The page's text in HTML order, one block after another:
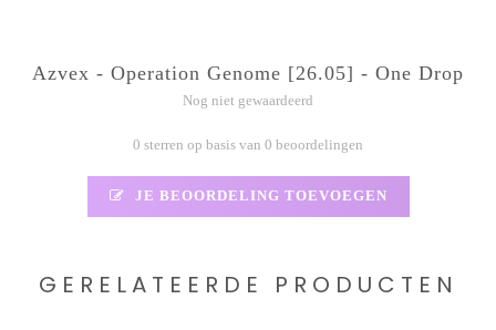
Azvex - Operation Genome [26.05] - One Drop
Nog niet gewaardeerd
0 sterren op basis van 0 beoordelingen
JE BEOORDELING TOEVOEGEN
GERELATEERDE PRODUCTEN